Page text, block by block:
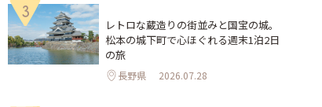
3
レトロな蔵造りの街並みと国宝の城。
松本の城下町で心ほぐれる週末1泊2日
の旅
長野県 2026.07.28